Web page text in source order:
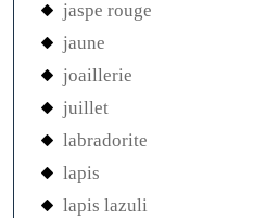
jaspe rouge
jaune
joaillerie
juillet
labradorite
lapis
lapis lazuli